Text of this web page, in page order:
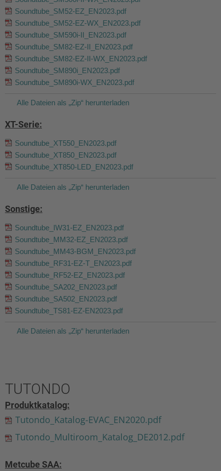
Soundtube_SM52-EZ_EN2023.pdf
Soundtube_SM52-EZ-WX_EN2023.pdf
Soundtube_SM590i-II_EN2023.pdf
Soundtube_SM82-EZ-II_EN2023.pdf
Soundtube_SM82-EZ-II-WX_EN2023.pdf
Soundtube_SM890i_EN2023.pdf
Soundtube_SM890i-WX_EN2023.pdf
Alle Dateien als „Zip“ herunterladen
XT-Serie:
Soundtube_XT550_EN2023.pdf
Soundtube_XT850_EN2023.pdf
Soundtube_XT850-LED_EN2023.pdf
Alle Dateien als „Zip“ herunterladen
Sonstige:
Soundtube_IW31-EZ_EN2023.pdf
Soundtube_MM32-EZ_EN2023.pdf
Soundtube_MM43-BGM_EN2023.pdf
Soundtube_RF31-EZ-T_EN2023.pdf
Soundtube_RF52-EZ_EN2023.pdf
Soundtube_SA202_EN2023.pdf
Soundtube_SA502_EN2023.pdf
Soundtube_TS81-EZ-EN2023.pdf
Alle Dateien als „Zip“ herunterladen
TUTONDO
Produktkatalog:
Tutondo_Katalog-EVAC_EN2020.pdf
Tutondo_Multiroom_Katalog_DE2012.pdf
Metcube SAA: